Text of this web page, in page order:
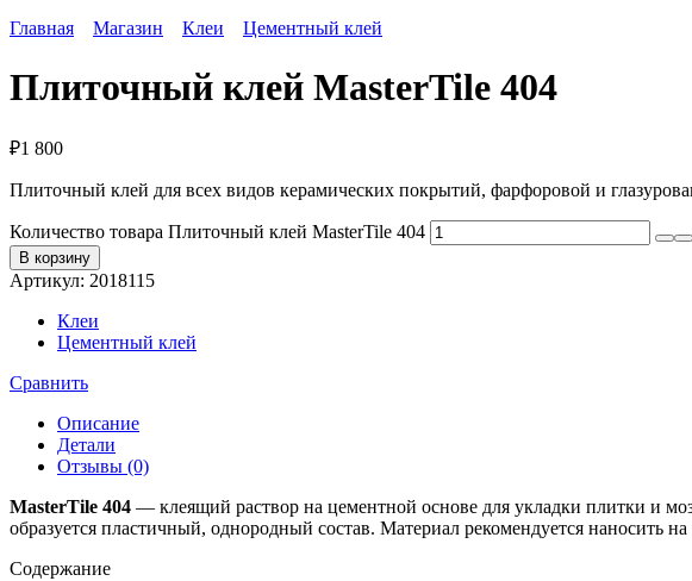
Главная Магазин Клеи Цементный клей
Плиточный клей MasterTile 404
₽1 800
Плиточный клей для всех видов керамических покрытий, фарфоровой и
Количество товара Плиточный клей MasterTile 404
В корзину
Артикул: 2018115
Клеи
Цементный клей
Сравнить
Описание
Детали
Отзывы (0)
MasterTile 404 — клеящий раствор на цементной основе для укладки плитки и
образуется пластичный, однородный состав. Материал рекомендуется наносить
Содержание